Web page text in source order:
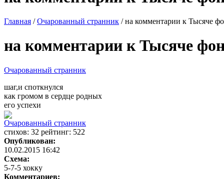
Главная /Очарованный странник / на комментарии к Тысяче
на комментарии к Тысяче
Очарованный странник
шаг,и споткнулся
как громом в сердце родных
его успехи
Очарованный странник
cтихов: 32 рейтинг: 522
Опубликован:
10.02.2015 16:42
Схема:
5-7-5 хокку
Комментариев: